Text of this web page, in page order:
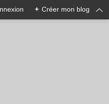
+ Créer mon blog